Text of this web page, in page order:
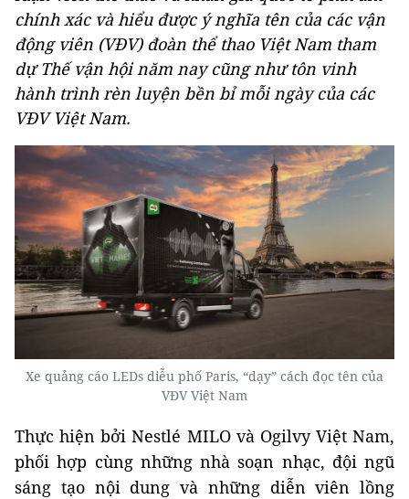
chính xác và hiểu được ý nghĩa tên của các vận
động viên (VĐV) đoàn thể thao Việt Nam tham
dự Thế vận hội năm nay cũng như tôn vinh
hành trình rèn luyện bền bỉ mỗi ngày của các
VĐV Việt Nam.
Xe quảng cáo LEDs diễu phố Paris, “dạy” cách đọc tên của
VĐV Việt Nam
Thực hiện bởi Nestlé MILO và Ogilvy Việt Nam,
phối hợp cùng những nhà soạn nhạc, đội ngũ
sáng tạo nội dung và những diễn viên lồng